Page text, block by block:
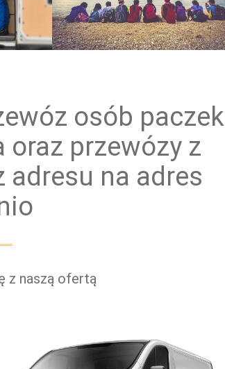
Przewóz grup zorganizowanych
osób paczek
oraz przewózy z
adresu na adres
z naszą ofertą